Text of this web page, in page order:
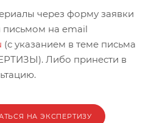
через форму заявки
письмом на email
(с указанием в теме письма
Либо принести в
НА ЭКСПЕРТИЗУ